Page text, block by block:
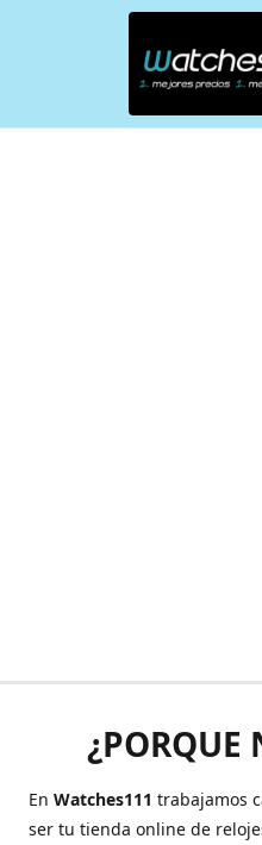
¿PORQUE
En Watches111 trabajamos
ser tu tienda online de